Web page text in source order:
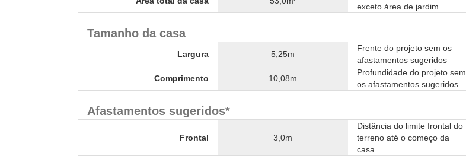
exceto área de jardim
Tamanho da casa
Largura 5,25m
Frente do projeto sem os
afastamentos sugeridos
Comprimento
10,08m
Profundidade do projeto sem
os afastamentos sugeridos
Afastamentos sugeridos*
Frontal 3,0m
Distância do limite frontal do
terreno até o começo da
casa.